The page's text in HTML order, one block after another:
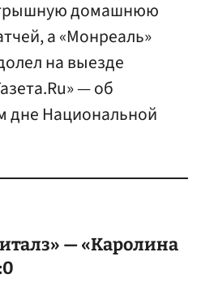
домашнюю
а «Монреаль»
на выезде
— об
дне Национальной
— «Каролина